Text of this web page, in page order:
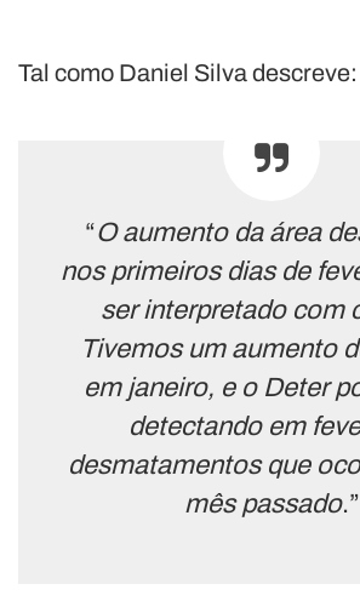
Tal como Daniel Silva descreve:
“O aumento da área
nos primeiros dias de
ser interpretado com
Tivemos um aumento
em janeiro, e o Deter
detectando em
desmatamentos que
mês passado.”